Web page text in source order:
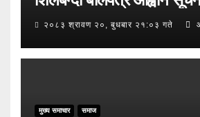
२०८३ श्रावण २०, बुधबार २१:०३ गते
मुख्य समाचार समाज